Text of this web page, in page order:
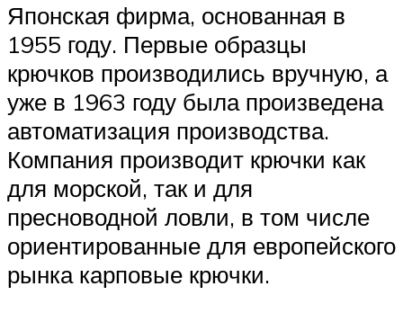
Японская фирма, основанная в
1955 году. Первые образцы
крючков производились вручную, а
уже в 1963 году была произведена
автоматизация производства.
Компания производит крючки как
для морской, так и для
пресноводной ловли, в том числе
ориентированные для европейского
рынка карповые крючки.